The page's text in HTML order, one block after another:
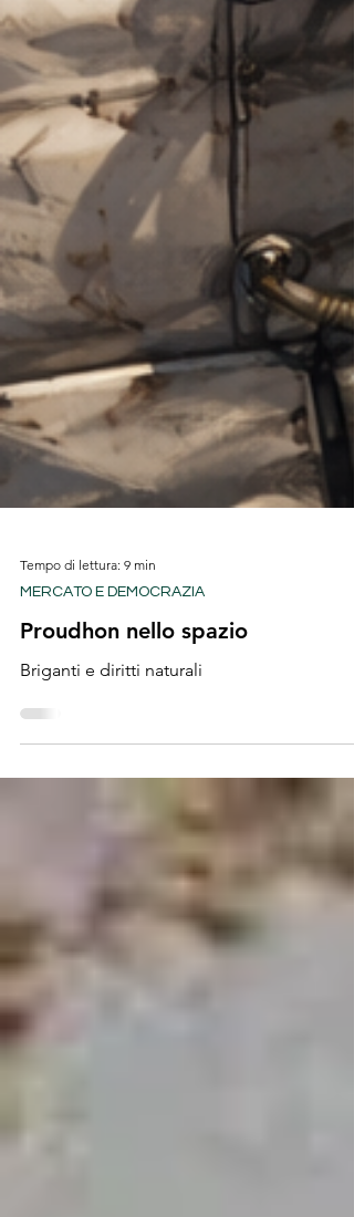
MERCATO E DEMOCRAZIA
Proudhon nello spazio
Briganti e diritti naturali